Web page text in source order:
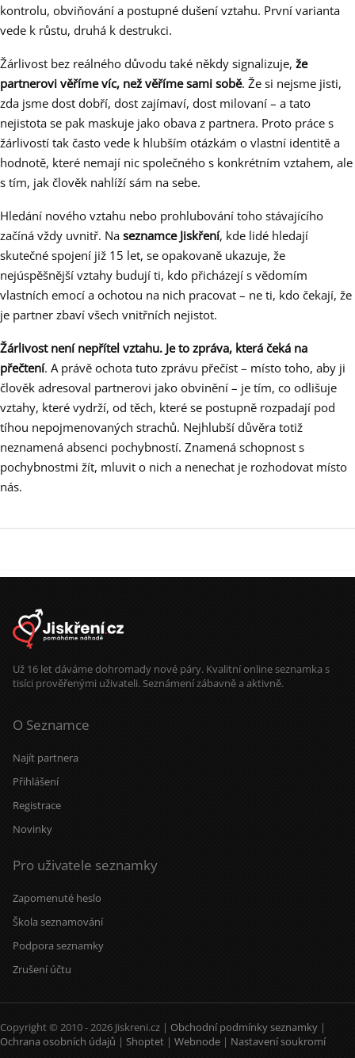
kontrolu, obviňování a postupné dušení vztahu. První varianta
vede k růstu, druhá k destrukci.
Žárlivost bez reálného důvodu také někdy signalizuje, že
partnerovi věříme víc, než věříme sami sobě. Že si nejsme jisti,
zda jsme dost dobří, dost zajímaví, dost milovaní – a tato
nejistota se pak maskuje jako obava z partnera. Proto práce s
žárlivostí tak často vede k hlubším otázkám o vlastní identitě a
hodnotě, které nemají nic společného s konkrétním vztahem, ale
s tím, jak člověk nahlíží sám na sebe.
Hledání nového vztahu nebo prohlubování toho stávajícího
začíná vždy uvnitř. Na seznamce Jiskření, kde lidé hledají
skutečné spojení již 15 let, se opakovaně ukazuje, že
nejúspěšnější vztahy budují ti, kdo přicházejí s vědomím
vlastních emocí a ochotou na nich pracovat – ne ti, kdo čekají, že
je partner zbaví všech vnitřních nejistot.
Žárlivost není nepřítel vztahu. Je to zpráva, která čeká na
přečtení. A právě ochota tuto zprávu přečíst – místo toho, aby ji
člověk adresoval partnerovi jako obvinění – je tím, co odlišuje
vztahy, které vydrží, od těch, které se postupně rozpadají pod
tíhou nepojmenovaných strachů. Nejhlubší důvěra totiž
neznamená absenci pochybností. Znamená schopnost s
pochybnostmi žít, mluvit o nich a nenechat je rozhodovat místo
nás.
Už 16 let dáváme dohromady nové páry. Kvalitní online seznamka s
tisíci prověřenými uživateli. Seznámení zábavně a aktivně.
O Seznamce
Najít partnera
Přihlášení
Registrace
Novinky
Pro uživatele seznamky
Zapomenuté heslo
Škola seznamování
Podpora seznamky
Zrušení účtu
Copyright © 2010 - 2026 Jiskreni.cz | Obchodní podmínky seznamky |
Ochrana osobních údajů | Shoptet | Webnode | Nastavení soukromí